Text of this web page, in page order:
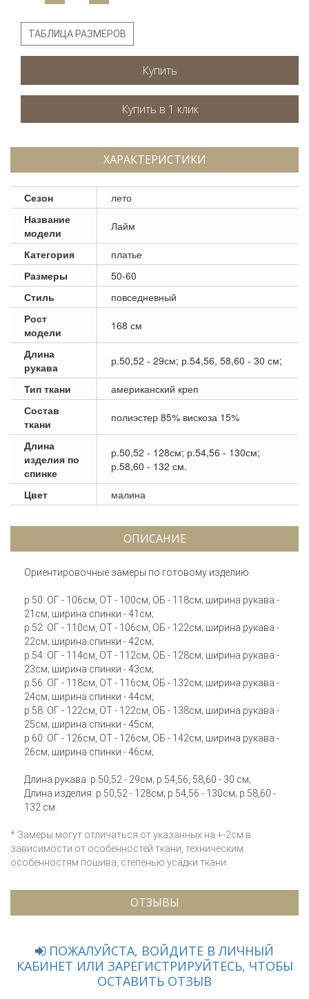
ТАБЛИЦА РАЗМЕРОВ
Купить
ХАРАКТЕРИСТИКИ
Сезон
лето
Название
модели
Лайм
Категория
платье
Размеры
50-60
Стиль
повседневный
Рост
модели
168 см
Длина
рукава
р.50,52 - 29см; р.54,56, 58,60 - 30 см;
Тип ткани
американский креп
Состав
ткани
полиэстер 85% вискоза 15%
Длина
изделия по
спинке
р.50,52 - 128см; р.54,56 - 130см;
р.58,60 - 132 см.
Цвет малина
ОПИСАНИЕ
Ориентировочные замеры по готовому изделию:
р.50: ОГ - 106см, ОТ - 100см, ОБ - 118см; ширина рукава -
21см; ширина спинки - 41см;
р.52: ОГ - 110см, ОТ - 106см, ОБ - 122см; ширина рукава -
22см; ширина спинки - 42см;
р.54: ОГ - 114см, ОТ - 112см, ОБ - 128см; ширина рукава -
23см; ширина спинки - 43см;
р.56: ОГ - 118см, ОТ - 116см, ОБ - 132см; ширина рукава -
24см; ширина спинки - 44см;
р.58: ОГ - 122см, ОТ - 122см, ОБ - 138см; ширина рукава -
25см; ширина спинки - 45см;
р.60: ОГ - 126см, ОТ - 126см, ОБ - 142см; ширина рукава -
26см; ширина спинки - 46см;
Длина рукава: р.50,52 - 29см; р.54,56, 58,60 - 30 см;
Длина изделия: р.50,52 - 128см; р.54,56 - 130см; р.58,60 -
132 см.
* Замеры могут отличаться от указанных на +-2см в
зависимости от особенностей ткани, техническим
особенностям пошива, степенью усадки ткани.
ОТЗЫВЫ
ПОЖАЛУЙСТА, ВОЙДИТЕ В ЛИЧНЫЙ
КАБИНЕТ ИЛИ ЗАРЕГИСТРИРУЙТЕСЬ, ЧТОБЫ
ОСТАВИТЬ ОТЗЫВ